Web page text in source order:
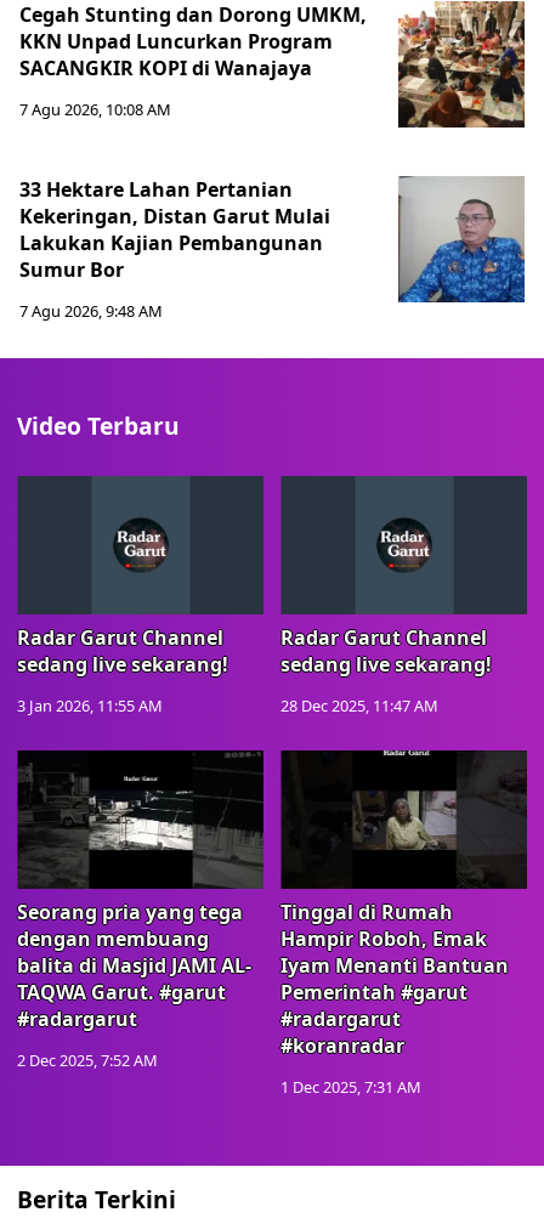
Cegah Stunting dan Dorong UMKM,
KKN Unpad Luncurkan Program
SACANGKIR KOPI di Wanajaya
7 Agu 2026, 10:08 AM
33 Hektare Lahan Pertanian
Kekeringan, Distan Garut Mulai
Lakukan Kajian Pembangunan
Sumur Bor
7 Agu 2026, 9:48 AM
Video Terbaru
Radar Garut Channel
sedang live sekarang!
3 Jan 2026, 11:55 AM
Radar Garut Channel
sedang live sekarang!
28 Dec 2025, 11:47 AM
Seorang pria yang tega
dengan membuang
balita di Masjid JAMI AL-
TAQWA Garut. #garut
#radargarut
2 Dec 2025, 7:52 AM
Tinggal di Rumah
Hampir Roboh, Emak
Iyam Menanti Bantuan
Pemerintah #garut
#radargarut
#koranradar
1 Dec 2025, 7:31 AM
Berita Terkini